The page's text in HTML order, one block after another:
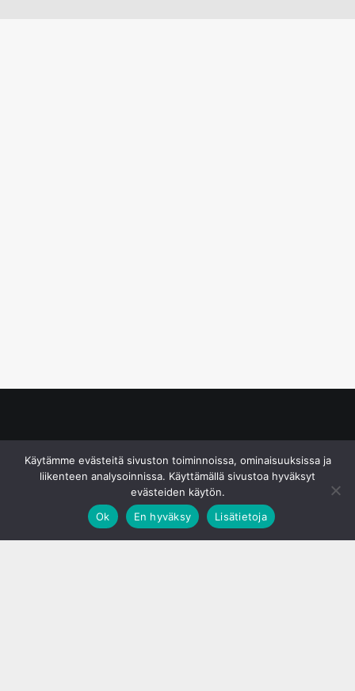
Käytämme evästeitä sivuston toiminnoissa, ominaisuuksissa ja
liikenteen analysoinnissa. Käyttämällä sivustoa hyväksyt
evästeiden käytön.
Ok
En hyväksy Lisätietoja